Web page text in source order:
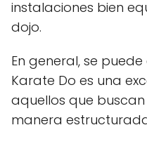
instalaciones bien
dojo.
En general, se
Karate Do es una
aquellos que
manera